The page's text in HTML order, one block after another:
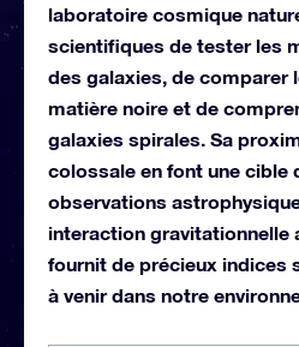
laboratoire cosmique
scientifiques de tester les
des galaxies, de comparer
matière noire et de
galaxies spirales. Sa
colossale en font une cible
observations
interaction gravitationnelle
fournit de précieux indices
à venir dans notre